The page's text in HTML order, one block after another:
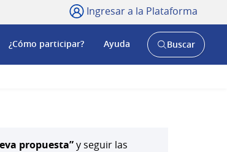
Ingresar a la Plataforma
¿Cómo participar? Ayuda
AbrirBuscar
propuesta”y seguir las